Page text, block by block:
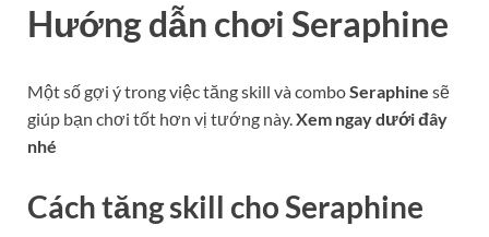
Hướng dẫn chơi Seraphine
Một số gợi ý trong việc tăng skill và comboSeraphine sẽ
giúp bạn chơi tốt hơn vị tướng này. Xem ngay dưới đây
nhé
Cách tăng skill choSeraphine